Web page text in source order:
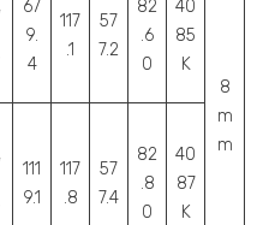
67
9.
4
117
.1
57
7.2
82
.6
0
40
85
K
8
m
m
111
9.1
117
.8
57
7.4
82
.8
0
40
87
K